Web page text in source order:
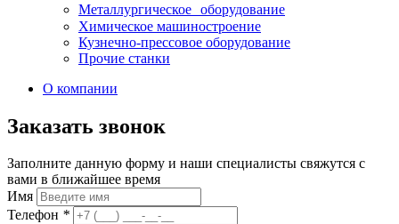
Металлургическое оборудование
Химическое машиностроение
Кузнечно-прессовое оборудование
Прочие станки
О компании
Заказать звонок
Заполните данную форму и наши специалисты свяжутся с
вами в ближайшее время
Имя
Телефон *